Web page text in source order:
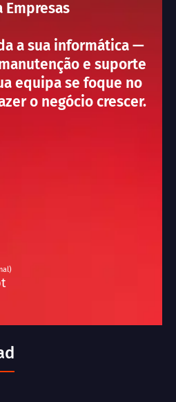
Empresas
a sua informática —
e suporte
equipa se foque no
o negócio crescer.